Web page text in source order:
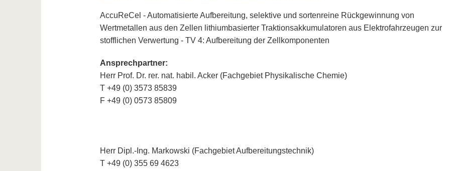
AccuReCel - Automatisierte Aufbereitung, selektive und sortenreine Rückgewinnung von
Wertmetallen aus den Zellen lithiumbasierter Traktionsakkumulatoren aus Elektrofahrzeugen zur
stofflichen Verwertung - TV 4: Aufbereitung der Zellkomponenten
Ansprechpartner:
Herr Prof. Dr. rer. nat. habil. Acker (Fachgebiet Physikalische Chemie)
T +49 (0) 3573 85839
F +49 (0) 0573 85809
Herr Dipl.-Ing. Markowski (Fachgebiet Aufbereitungstechnik)
T +49 (0) 355 69 4623